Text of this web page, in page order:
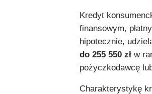
Kredyt
finansowym,
hipotecznie,
do 255 550 zł w
pożyczkodawcę
Charakterystykę